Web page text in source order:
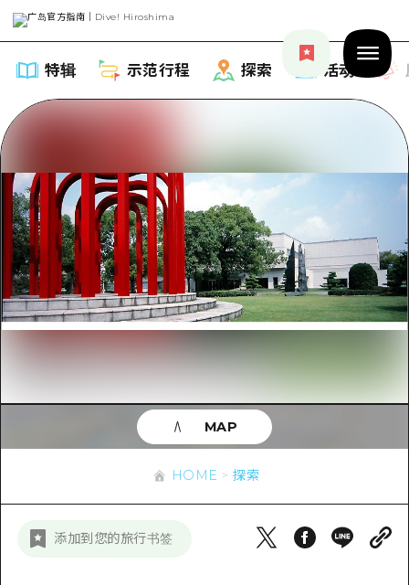
特辑 示范行程 探索 活动
特辑
列表
推荐
艺术
活动·庙会
美食·酒水
骑自行车
夜晚生活
示范行程
列表
Dive!Hiroshima官方向导
广岛市内
美北
探索
列表
安艺
答對了
美北
艺北
活动
应时信息
有用的信息HOME 探索
添加到您的旅行书签
MAP